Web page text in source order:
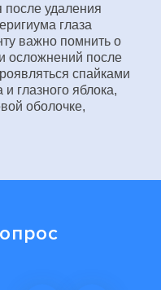
удаления
глаза
важно помнить о
осложнений после
спайками
глазного яблока,
оболочке,